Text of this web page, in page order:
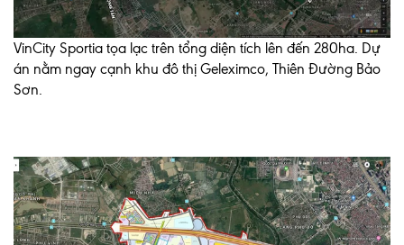
VinCity Sportia tọa lạc trên tổng diện tích lên đến 280ha. Dự
án nằm ngay cạnh khu đô thị Geleximco, Thiên Đường Bảo
Sơn.